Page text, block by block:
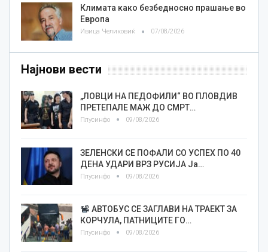
Климата како безбедносно прашање во
Европа
Ивица Челиковиќ 07/08/2026
Најнови вести
„ЛОВЦИ НА ПЕДОФИЛИ“ ВО ПЛОВДИВ
ПРЕТЕПАЛЕ МАЖ ДО СМРТ…
Плусинфо 09/08/2026
ЗЕЛЕНСКИ СЕ ПОФАЛИ СО УСПЕХ ПО 40
ДЕНА УДАРИ ВРЗ РУСИЈА Ја…
Плусинфо 09/08/2026
АВТОБУС СЕ ЗАГЛАВИ НА ТРАЕКТ ЗА
КОРЧУЛА, ПАТНИЦИТЕ ГО…
Плусинфо 09/08/2026